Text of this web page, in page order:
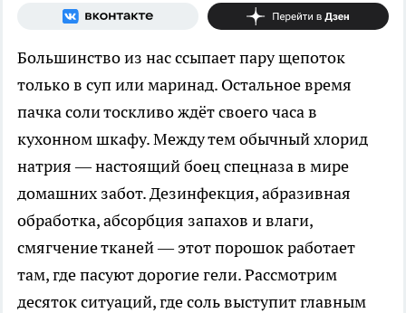
Большинство из нас ссыпает пару щепоток
только в суп или маринад. Остальное время
пачка соли тоскливо ждёт своего часа в
кухонном шкафу. Между тем обычный хлорид
натрия — настоящий боец спецназа в мире
домашних забот. Дезинфекция, абразивная
обработка, абсорбция запахов и влаги,
смягчение тканей — этот порошок работает
там, где пасуют дорогие гели. Рассмотрим
десяток ситуаций, где соль выступит главным